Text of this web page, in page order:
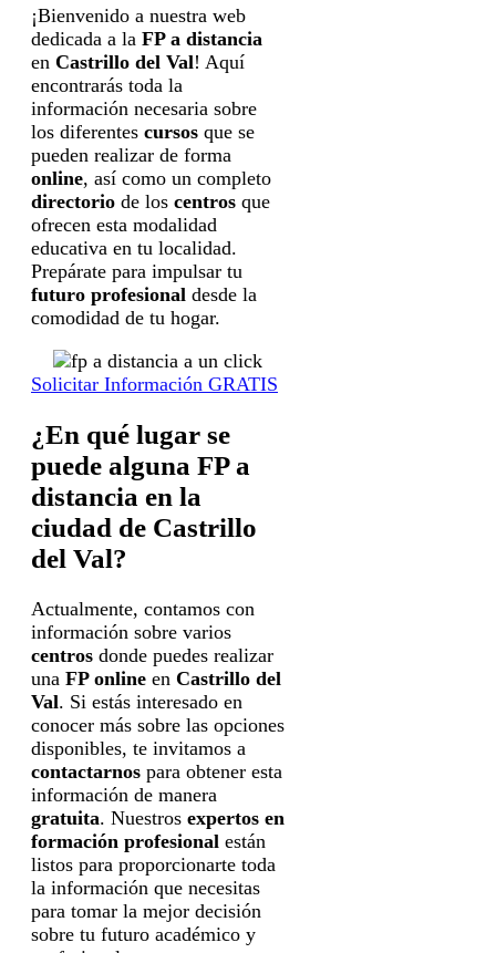
electrónicos equivalentes.
Legitimación:Consentimiento del interesado.
Destinatarios:Centros de formación
o centros formativos privados y/o públicos que
impartan la formación solicitada.
Derechos:Acceder, rectificar y suprimir los
datos, así como otros derechos, como se explica
Información adicional:Puede consultar la
información detallada en nuestraPolítica de
Privacidad.
¡Bienvenido a nuestra web
dedicada a la FP a distancia
en Castrillo del Val! Aquí
encontrarás toda la
información necesaria sobre
los diferentes cursos que se
pueden realizar de forma
online, así como un completo
directorio de los centros que
ofrecen esta modalidad
educativa en tu localidad.
Prepárate para impulsar tu
futuro profesional desde la
comodidad de tu hogar.
Solicitar Información GRATIS
¿En qué lugar se
puede alguna FP a
distancia en la
ciudad de Castrillo
del Val?
Actualmente, contamos con
información sobre varios
centros donde puedes realizar
una FP online en Castrillo del
Val. Si estás interesado en
conocer más sobre las opciones
disponibles, te invitamos a
contactarnos para obtener esta
información de manera
gratuita. Nuestros expertos en
formación profesional están
listos para proporcionarte toda
la información que necesitas
para tomar la mejor decisión
sobre tu futuro académico y